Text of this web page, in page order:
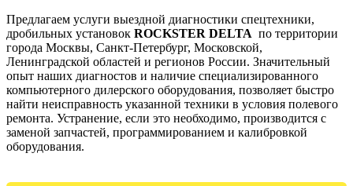
Предлагаем услуги выездной диагностики спецтехники,
дробильных установок ROCKSTER DELTA по территории
города Москвы, Санкт-Петербург, Московской,
Ленинградской областей и регионов России. Значительный
опыт наших диагностов и наличие специализированного
компьютерного дилерского оборудования, позволяет быстро
найти неисправность указанной техники в условия полевого
ремонта. Устранение, если это необходимо, производится с
заменой запчастей, программированием и калибровкой
оборудования.